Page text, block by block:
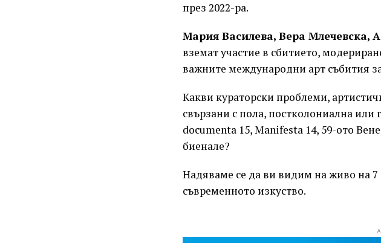
през 2022-ра.
Мария Василева, Вера Млечевска,
вземат участие в сбитието,
важните международни арт събития
Какви кураторски проблеми,
свързани с пола, постколониална или
documenta 15, Manifesta 14, 59-ото
биенале?
Надяваме се да ви видим на живо на
съвременното изкуство.